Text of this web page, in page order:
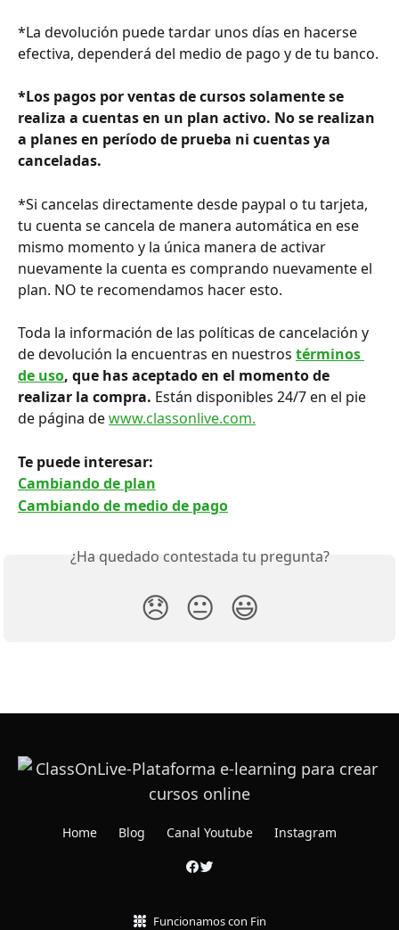
*La devolución puede tardar unos días en hacerse
efectiva, dependerá del medio de pago y de tu banco.
*Los pagos por ventas de cursos solamente se
realiza a cuentas en un plan activo. No se realizan
a planes en período de prueba ni cuentas ya
canceladas.
*Si cancelas directamente desde paypal o tu tarjeta,
tu cuenta se cancela de manera automática en ese
mismo momento y la única manera de activar
nuevamente la cuenta es comprando nuevamente el
plan. NO te recomendamos hacer esto.
Toda la información de las políticas de cancelación y
de devolución la encuentras en nuestros términos
de uso, que has aceptado en el momento de
realizar la compra. Están disponibles 24/7 en el pie
de página de www.classonlive.com.
Te puede interesar:
Cambiando de plan
Cambiando de medio de pago
¿Ha quedado contestada tu pregunta?
😞 😐 😃
Home Blog Canal Youtube Instagram
Funcionamos con Fin